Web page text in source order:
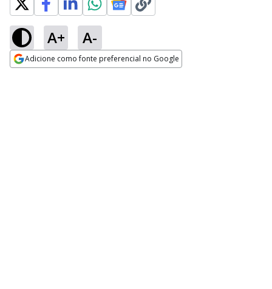
A+ A-
Adicione como fonte preferencial no Google